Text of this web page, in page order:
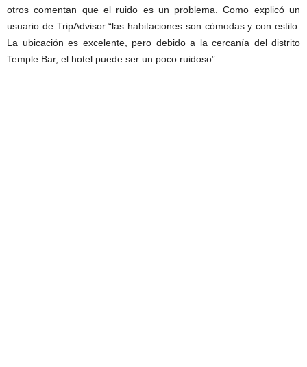
otros comentan que el ruido es un problema. Como explicó un
usuario de TripAdvisor “las habitaciones son cómodas y con estilo.
La ubicación es excelente, pero debido a la cercanía del distrito
Temple Bar, el hotel puede ser un poco ruidoso”.